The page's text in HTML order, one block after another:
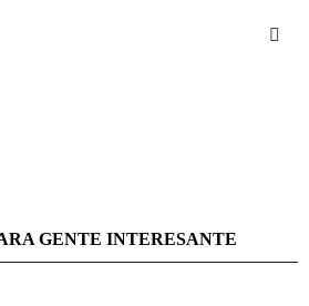
GENTE INTERESANTE